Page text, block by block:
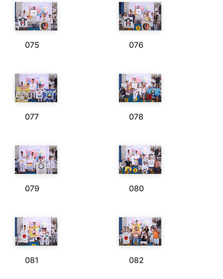
075 076
077 078
079 080
081 082